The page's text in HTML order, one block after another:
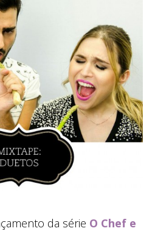
da série O Chef e